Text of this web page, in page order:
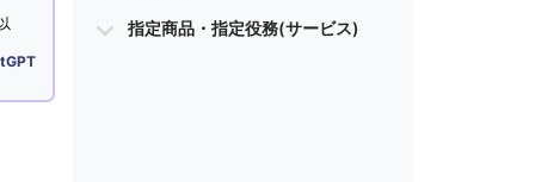
指定商品・指定役務(サービス)